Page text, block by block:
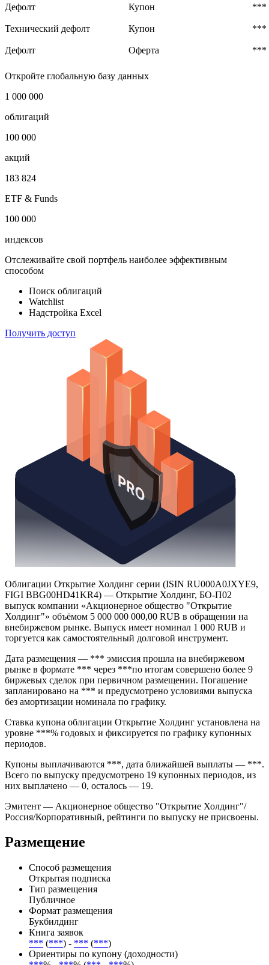
Дефолт Купон ***
Технический дефолт Купон ***
Дефолт Оферта ***
Откройте глобальную базу данных
1 000 000
облигаций
100 000
акций
183 824
ETF & Funds
100 000
индексов
Отслеживайте свой портфель наиболее эффективным
способом
Поиск облигаций
Watchlist
Надстройка Excel
Получить доступ
Облигации Открытие Холдинг серии (ISIN RU000A0JXYE9,
FIGI BBG00HD41KR4) — Открытие Холдинг, БО-П02
выпуск компании «Акционерное общество "Открытие
Холдинг"» объёмом 5 000 000 000,00 RUB в обращении на
внебиржевом рынке. Выпуск имеет номинал 1 000 RUB и
торгуется как самостоятельный долговой инструмент.
Дата размещения — *** эмиссия прошла на внебиржевом
рынке в формате *** через ***по итогам совершено более 9
биржевых сделок при первичном размещении. Погашение
запланировано на *** и предусмотрено условиями выпуска
без амортизации номинала по графику.
Ставка купона облигации Открытие Холдинг установлена на
уровне ***% годовых и фиксируется по графику купонных
периодов.
Купоны выплачиваются ***, дата ближайшей выплаты — ***.
Всего по выпуску предусмотрено 19 купонных периодов, из
них выплачено — 0, осталось — 19.
Эмитент — Акционерное общество "Открытие Холдинг"/
Россия/Корпоративный, рейтинги по выпуску не присвоены.
Размещение
Способ размещения
Открытая подписка
Тип размещения
Публичное
Формат размещения
Букбилдинг
Книга заявок
*** (***) - *** (***)
Ориентиры по купону (доходности)